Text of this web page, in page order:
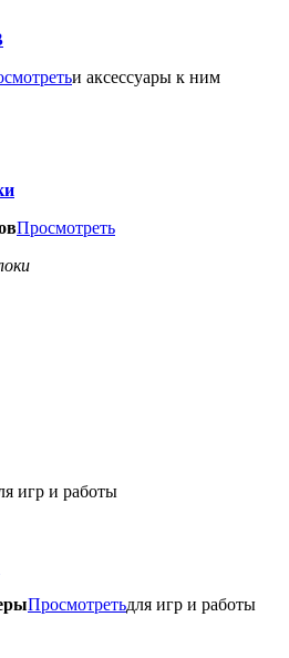
и аксессуары к ним
Просмотреть
игр и работы
Просмотретьдля игр и работы